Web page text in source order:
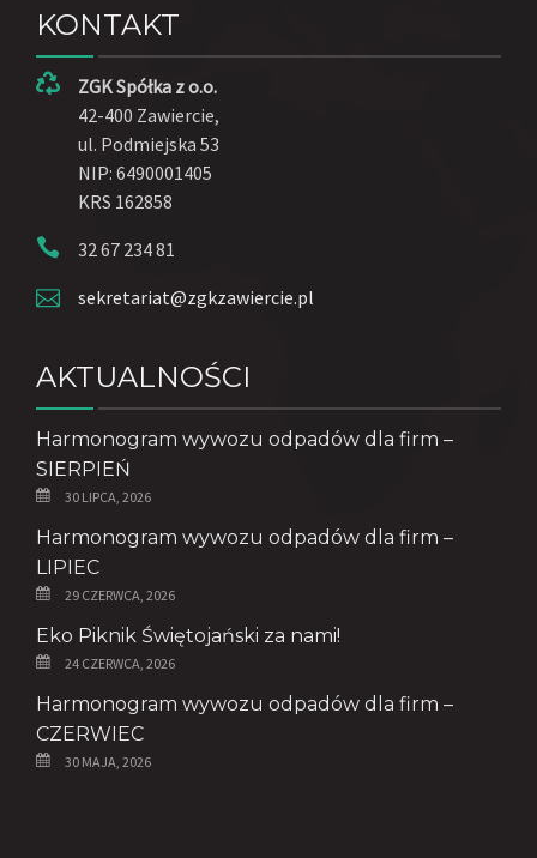
KONTAKT
ZGK Spółka z o.o.
42-400 Zawiercie,
ul. Podmiejska 53
NIP: 6490001405
KRS 162858
32 67 234 81
sekretariat@zgkzawiercie.pl
AKTUALNOŚCI
Harmonogram wywozu odpadów dla firm –
SIERPIEŃ
30 LIPCA, 2026
Harmonogram wywozu odpadów dla firm –
LIPIEC
29 CZERWCA, 2026
Eko Piknik Świętojański za nami!
24 CZERWCA, 2026
Harmonogram wywozu odpadów dla firm –
CZERWIEC
30 MAJA, 2026